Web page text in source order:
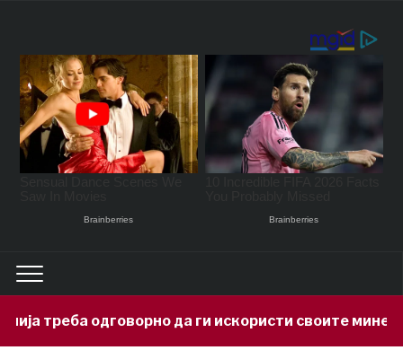
да ги искористи своите минерални богатства